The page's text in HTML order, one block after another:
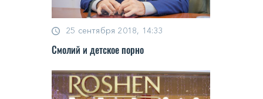
25 сентября 2018, 14:33
Смолий и детское порно